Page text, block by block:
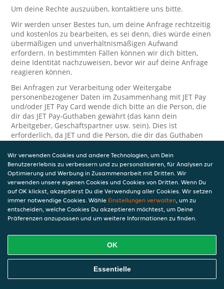
Um deine Rechte auszuüben, kontaktiere uns bitte.
Wir werden unser Bestes tun, um deine Anfrage rechtzeitig
und kostenlos zu bearbeiten, es sei denn, dies würde einen
übermäßigen und unverhältnismäßigen Aufwand
erfordern. In bestimmten Fällen können wir dich bitten,
deine Identität nachzuweisen, bevor wir auf deine Anfrage
reagieren können.
Bei Anfragen zur Verarbeitung oder Weitergabe
personenbezogener Daten im Zusammenhang mit JET Pay
und/oder JET Pay Card wende dich bitte an die Person, die
dir das JET Pay-Guthaben gewährt (das kann dein
Arbeitgeber, Geschäftspartner usw. sein). Dies ist
erforderlich, da JET und die Person, die dir das Guthaben
und den Schutz deiner personenbezogenen Daten haben.
Solltest du weitere Fragen oder Beschwerden in Bezug auf
die Verarbeitung deiner personenbezogenen Daten haben,
kontaktieren wir dich gerne. Wir würden uns auch über
Tipps oder Vorschläge zur Verbesserung unserer Erklärung
freuen.
JET nimmt den Schutz personenbezogener Daten sehr ernst
und daher ergreifen wir angemessene Maßnahmen, um
deine personenbezogenen Daten vor Missbrauch, Verlust,
unbefugtem Zugriff, unerwünschter Offenlegung und
Wir verwenden Cookies und andere Technologien, um Dein
Benutzererlebnis zu verbessern und zu personalisieren, für Analysen zur
Optimierung und Werbung in Zusammenarbeit mit Dritten. Wir
verwenden unsere eigenen Cookies und Cookies von Dritten. Wenn Du
auf OK klickst, akzeptierst Du die Verwendung aller Cookies. Wir setzen
immer notwendige Cookies. Wähle Einstellungen verwalten, um zu
entscheiden, welche Cookies Du akzeptieren möchtest, um Deine
Präferenzen anzupassen und um weitere Informationen zu finden.
OK
Essentielle